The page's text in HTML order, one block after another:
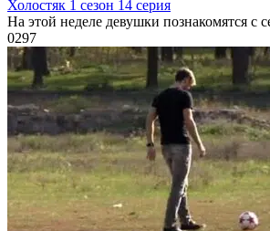
Холостяк 1 сезон 14 серия
На этой неделе девушки познакомятся с
0297